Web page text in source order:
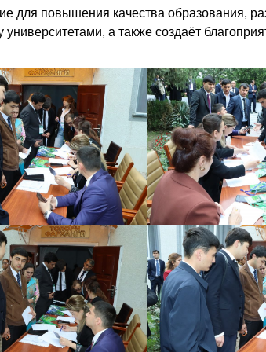
для повышения качества образования,
а также создаёт